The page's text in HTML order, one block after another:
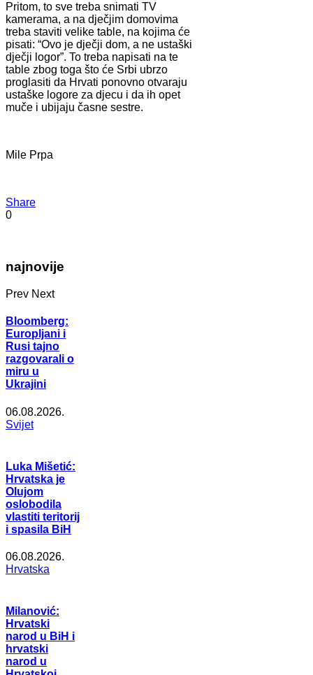
Pritom, to sve treba snimati TV
kamerama, a na dječjim domovima
treba staviti velike table, na kojima će
pisati: “Ovo je dječji dom, a ne ustaški
dječji logor”. To treba napisati na te
table zbog toga što će Srbi ubrzo
proglasiti da Hrvati ponovno otvaraju
ustaške logore za djecu i da ih opet
muče i ubijaju časne sestre.
Mile Prpa
Share
0
najnovije
Prev Next
Bloomberg:
Europljani i
Rusi tajno
razgovarali o
miru u
Ukrajini
06.08.2026.
Svijet
Luka Mišetić:
Hrvatska je
Olujom
oslobodila
vlastiti teritorij
i spasila BiH
06.08.2026.
Hrvatska
Milanović:
Hrvatski
narod u BiH i
hrvatski
narod u